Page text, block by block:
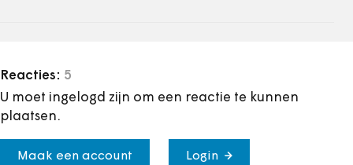
Reacties: 5
U moet ingelogd zijn om een reactie te kunnen
plaatsen.
Maak een account Login